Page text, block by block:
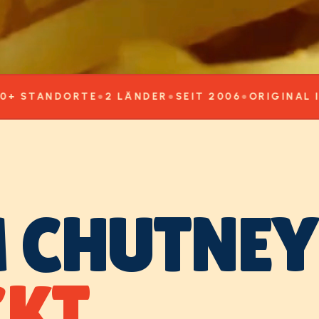
●2 LÄNDER●SEIT 2006●ORIGINAL INDIAN